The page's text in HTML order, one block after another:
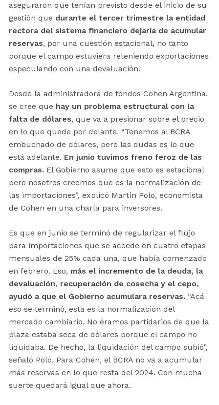
aseguraron que tenían previsto desde el inicio de su
gestión que durante el tercer trimestre la entidad
rectora del sistema financiero dejaría de acumular
reservas, por una cuestión estacional, no tanto
porque el campo estuviera reteniendo exportaciones
especulando con una devaluación.
Desde la administradora de fondos Cohen Argentina,
se cree que hay un problema estructural con la
falta de dólares, que va a presionar sobre el precio
en lo que quede por delante. “Tenemos al BCRA
embuchado de dólares, pero las dudas es lo que
está adelante. En junio tuvimos freno feroz de las
compras.El Gobierno asume que esto es estacional
pero nosotros creemos que es la normalización de
las importaciones”, explicó Martín Polo, economista
de Cohen en una charla para inversores.
Es que en junio se terminó de regularizar el flujo
para importaciones que se accede en cuatro etapas
mensuales de 25% cada una, que había comenzado
en febrero. Eso, más el incremento de la deuda, la
devaluación, recuperación de cosecha y el cepo,
ayudó a que el Gobierno acumulara reservas.“Acá
eso se terminó, esta es la normalización del
mercado cambiario. No éramos partidarios de que la
plaza estaba seca de dólares porque el campo no
liquidaba. De hecho, la liquidación del campo subió”,
señaló Polo. Para Cohen, el BCRA no va a acumular
más reservas en lo que resta del 2024. Con mucha
suerte quedará igual que ahora.